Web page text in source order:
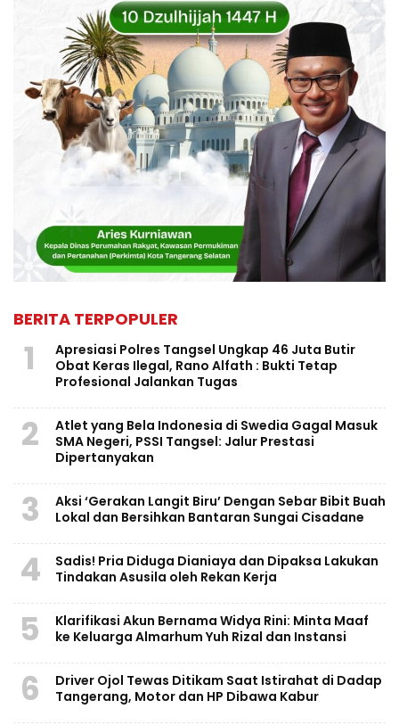
BERITA TERPOPULER
1
Apresiasi Polres Tangsel Ungkap 46 Juta Butir
Obat Keras Ilegal, Rano Alfath : Bukti Tetap
Profesional Jalankan Tugas
2
Atlet yang Bela Indonesia di Swedia Gagal Masuk
SMA Negeri, PSSI Tangsel: Jalur Prestasi
Dipertanyakan
3
Aksi ‘Gerakan Langit Biru’ Dengan Sebar Bibit Buah
Lokal dan Bersihkan Bantaran Sungai Cisadane
4
Sadis! Pria Diduga Dianiaya dan Dipaksa Lakukan
Tindakan Asusila oleh Rekan Kerja
5
Klarifikasi Akun Bernama Widya Rini: Minta Maaf
ke Keluarga Almarhum Yuh Rizal dan Instansi
6
Driver Ojol Tewas Ditikam Saat Istirahat di Dadap
Tangerang, Motor dan HP Dibawa Kabur